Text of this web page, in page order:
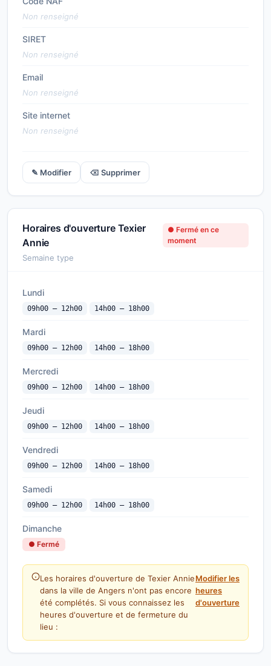
Non renseigné
SIRET
Non renseigné
Email
Non renseigné
Site internet
Non renseigné
✎ Modifier ⌫ Supprimer
Horaires d'ouverture Texier
Annie
● Fermé en ce
moment
Semaine type
Lundi
09h00 — 12h00 14h00 — 18h00
Mardi
09h00 — 12h00 14h00 — 18h00
Mercredi
09h00 — 12h00 14h00 — 18h00
Jeudi
09h00 — 12h00 14h00 — 18h00
Vendredi
09h00 — 12h00 14h00 — 18h00
Samedi
09h00 — 12h00 14h00 — 18h00
Dimanche
● Fermé
Les horaires d'ouverture de Texier Annie
dans la ville de Angers n'ont pas encore
été complétés. Si vous connaissez les
heures d'ouverture et de fermeture du
lieu :
Modifier les
heures
d'ouverture